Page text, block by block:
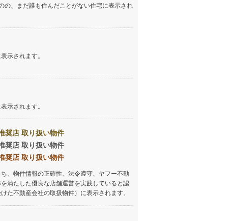
の、まだ誰も住んだことがない住宅に表示され
示されます。
示されます。
奨店 取り扱い物件
奨店 取り扱い物件
奨店 取り扱い物件
、物件情報の正確性、法令遵守、ヤフー不動
満たした優良な店舗運営を実践していると認
た不動産会社の取扱物件）に表示されます。